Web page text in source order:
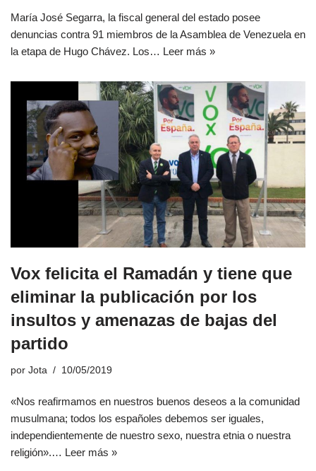
María José Segarra, la fiscal general del estado posee
denuncias contra 91 miembros de la Asamblea de Venezuela en
la etapa de Hugo Chávez. Los… Leer más »
Vox felicita el Ramadán y tiene que
eliminar la publicación por los
insultos y amenazas de bajas del
partido
por Jota 10/05/2019
«Nos reafirmamos en nuestros buenos deseos a la comunidad
musulmana; todos los españoles debemos ser iguales,
independientemente de nuestro sexo, nuestra etnia o nuestra
religión».… Leer más »